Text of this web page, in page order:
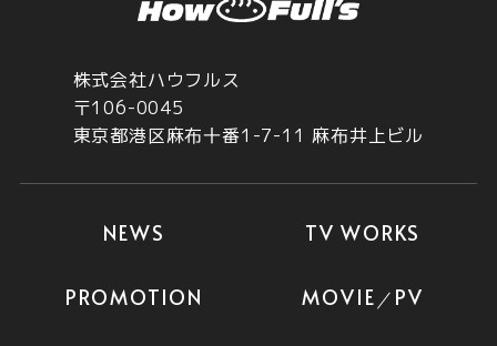
2026/2/27
RECRUIT
2025.11.18
2026年度の新卒秋採用の募集は終了しました
株式会社ハウフルス
〒106-0045
東京都港区麻布十番1-7-11 麻布井上ビル
NEWS TV WORKS
PROMOTION MOVIE ／PV